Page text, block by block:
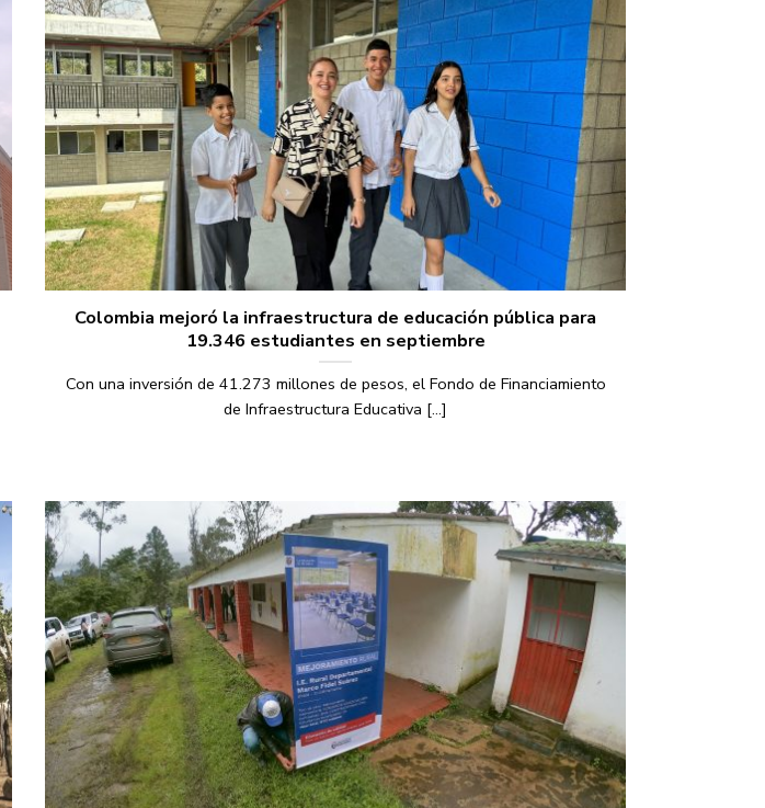
Colombia mejoró la infraestructura de educación pública para
19.346 estudiantes en septiembre
Con una inversión de 41.273 millones de pesos, el Fondo de Financiamiento
de Infraestructura Educativa [...]